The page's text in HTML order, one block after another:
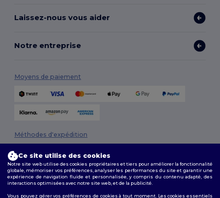
Laissez-nous vous aider
Notre entreprise
Moyens de paiement
Méthodes d'expédition
Ce site utilise des cookies
Notre site web utilise des cookies propriétaires et tiers pour améliorer la fonctionnalité
globale, mémoriser vos préférences, analyser les performances du site et garantir une
expérience de navigation fluide et personnalisée, y compris du contenu adapté, des
interactions optimisées avec notre site web, et de la publicité.
Vous pouvez gérer vos préférences de cookies à tout moment. Les cookies essentiels